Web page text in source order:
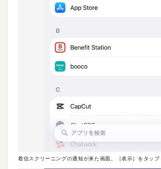
着信スクリーニングの通知が来た画面。［表示］をタップ